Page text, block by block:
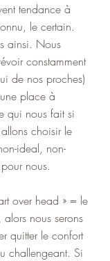
tendance à
le certain.
ainsi. Nous
constamment
de nos proches)
place à
qui nous fait si
choisir le
ideal, non-
nous.
over head » = le
nous serons
quitter le confort
challengeant. Si